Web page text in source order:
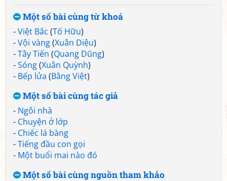
Một số bài cùng từ khoá
-Việt Bắc (Tố Hữu)
-Vội vàng(Xuân Diệu)
-Tây Tiến (Quang Dũng)
-Sóng(Xuân Quỳnh)
- Bếp lửa (Bằng Việt)
Một số bài cùng tác giả
- Ngôi nhà
- Chuyện ở lớp
- Chiếc lá bàng
-Tiếng đầu con gọi
- Một buổi mai nào đó
Một số bài cùng nguồn tham khảo